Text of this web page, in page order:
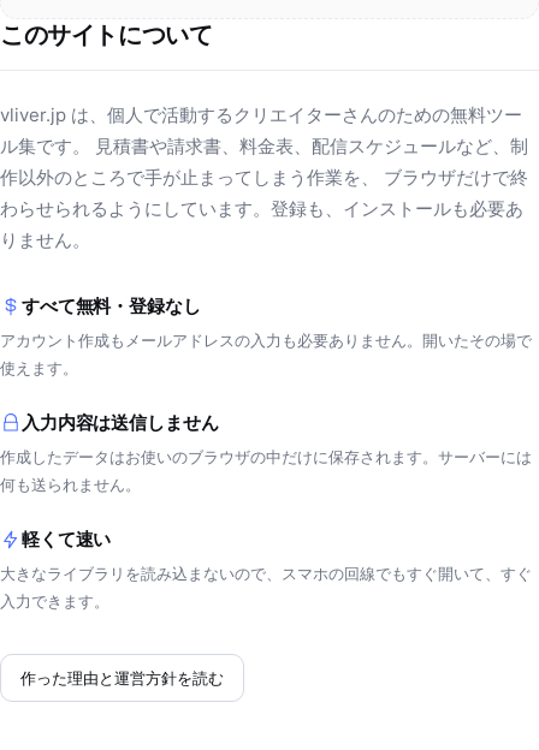
このサイトについて
vliver.jp は、個人で活動するクリエイターさんのための無料ツー
ル集です。 見積書や請求書、料金表、配信スケジュールなど、制
作以外のところで手が止まってしまう作業を、 ブラウザだけで終
わらせられるようにしています。登録も、インストールも必要あ
りません。
すべて無料・登録なし
アカウント作成もメールアドレスの入力も必要ありません。開いたその場で
使えます。
入力内容は送信しません
作成したデータはお使いのブラウザの中だけに保存されます。サーバーには
何も送られません。
軽くて速い
大きなライブラリを読み込まないので、スマホの回線でもすぐ開いて、すぐ
入力できます。
作った理由と運営方針を読む